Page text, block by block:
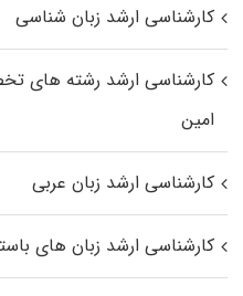
کارشناسی ارشد زبان شناسی
کارشناسی ارشد رﺷﺘﻪ ﻫﺎی
اﻣﻴﻦ
کارشناسی ارشد زبان عربی
کارشناسی ارشد زبان‌ های